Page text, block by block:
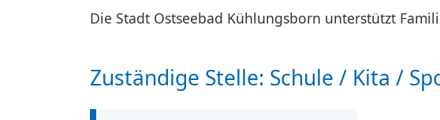
Die Stadt Ostseebad Kühlungsborn unterstützt
Zuständige Stelle: Schule / Kita /